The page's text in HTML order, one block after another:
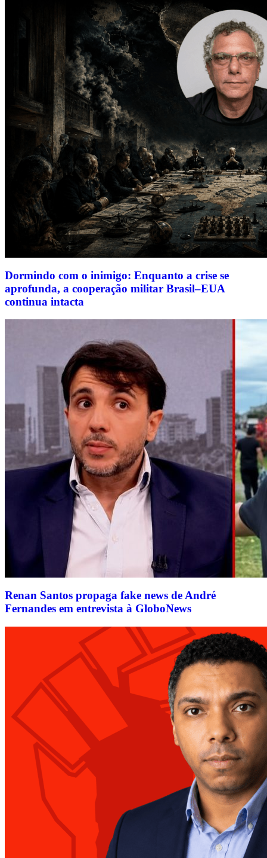
Dormindo com o inimigo: Enquanto a crise se
aprofunda, a cooperação militar Brasil–EUA
continua intacta
Renan Santos propaga fake news de André
Fernandes em entrevista à GloboNews